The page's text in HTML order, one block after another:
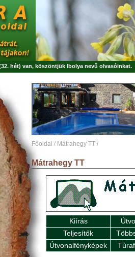
hét) van, köszöntjük Ibolya nevű olvasóinkat.
Főoldal / Mátrahegy TT /
Mátrahegy TT
Kiírás
Teljesítők
Útvonalfényképek